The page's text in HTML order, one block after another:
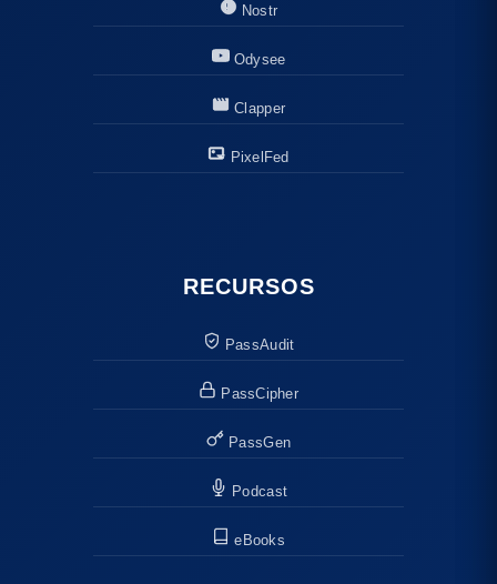
Nostr
Odysee
Clapper
PixelFed
RECURSOS
PassAudit
PassCipher
PassGen
Podcast
eBooks